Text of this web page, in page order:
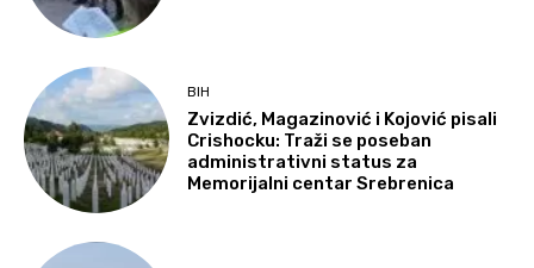
BIH
Zvizdić, Magazinović i Kojović pisali
Crishocku: Traži se poseban
administrativni status za
Memorijalni centar Srebrenica